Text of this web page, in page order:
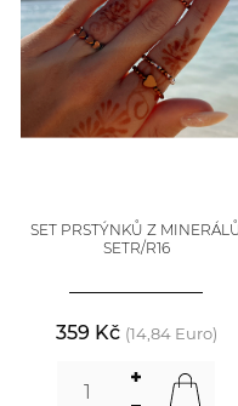
SET PRSTÝNKŮ Z
SETR/R16
359 Kč (14,84 Euro)